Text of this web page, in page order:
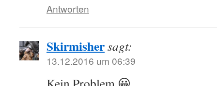
Antworten
Skirmishersagt:
13.12.2016 um 06:39